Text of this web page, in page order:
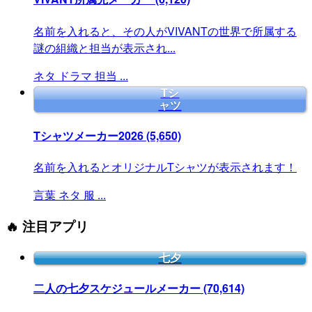
名前を入れると、その人がVIVANTの世界で所属する
謎の組織と担当が表示され...
ネタ ドラマ 担当 ...
Tシ
ャツ
Tシャツメーカー2026(5,650)
名前を入れるとオリジナルTシャツが表示されます！
言葉 ネタ 服 ...
🔥 注目アプリ
七夕
二人の七夕スケジュールメーカー(70,614)